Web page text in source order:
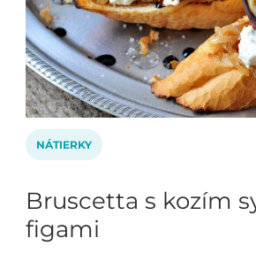
NÁTIERKY
Bruscetta s kozím
figami